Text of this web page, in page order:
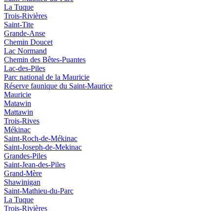
La Tuque
Trois-Rivières
Saint-Tite
Grande-Anse
Chemin Doucet
Lac Normand
Chemin des Bêtes-Puantes
Lac-des-Piles
Parc national de la Mauricie
Réserve faunique du Saint‑Maurice
Mauricie
Matawin
Mattawin
Trois-Rives
Mékinac
Saint-Roch-de-Mékinac
Saint-Joseph-de-Mekinac
Grandes-Piles
Saint-Jean-des-Piles
Grand-Mère
Shawinigan
Saint-Mathieu-du-Parc
La Tuque
Trois-Rivières